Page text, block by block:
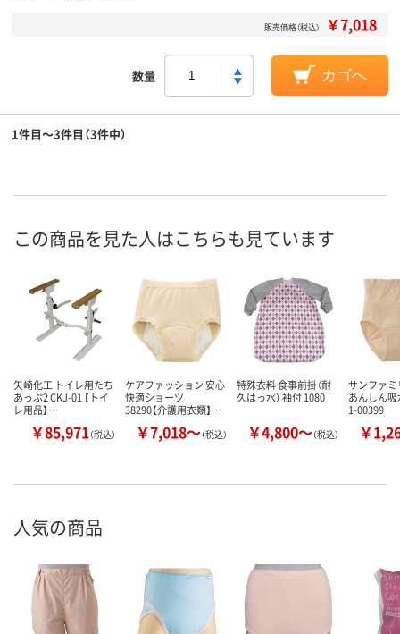
販売価格（税込） ￥7,018
数量 カゴへ
1件目～3件目（3件中）
この商品を見た人はこちらも見ています
矢崎化工 トイレ用たち
あっぷ2 CKJ-01 【トイ
レ用品】…
￥85,971（税込）
ケアファッション 安心
快適ショーツ
38290【介護用衣類】…
￥7,018～（税込）
特殊衣料 食事前掛（耐
久はっ水） 袖付 1080
￥4,800～（税込）
サンファ
あんしん
1-00399
￥
人気の商品